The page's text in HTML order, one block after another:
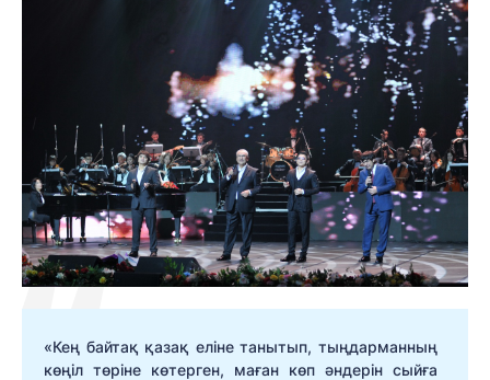
«Кең байтақ қазақ еліне танытып, тыңдарманның
көңіл төріне көтерген, маған көп әндерін сыйға